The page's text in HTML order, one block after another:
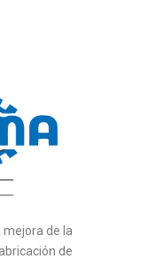
de la
de